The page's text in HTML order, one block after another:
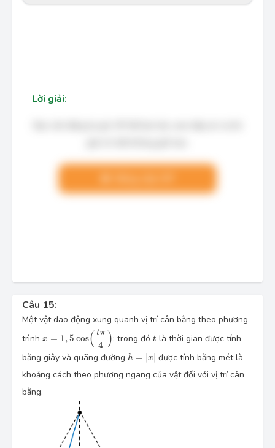
Lời giải:
Câu 15:
Một vật dao động xung quanh vị trí cân bằng theo phương
trình x = 1, 5 cos( tπ
4 )
x=1,5\cos \Big(\dfrac{t\pi }{4}\Big)
; trong đó t
t là thời gian được tính
bằng giây và quãng đường h = ∣x∣
h=|x|
được tính bằng mét là
khoảng cách theo phương ngang của vật đối với vị trí cân
bằng.